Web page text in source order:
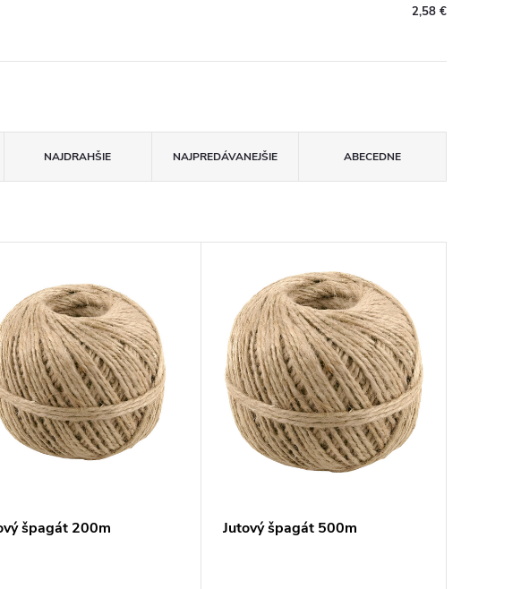
2,58 €
NAJDRAHŠIE NAJPREDÁVANEJŠIE ABECEDNE
špagát 200m Jutový špagát 500m